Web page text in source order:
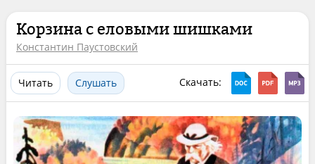
Корзина с еловыми шишками
Константин Паустовский
Читать Слушать Скачать: